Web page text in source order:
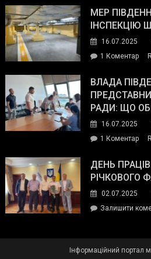
МЕР
ІНСПЕКЦІЮ
16.07.2025
1 Коментардо
ВЛАДА
РАДИ: ЩО
16.07.2025
1 Коментардо
ДЕНЬ
РІЧКОВОГО
02.07.2025
Залишити
Інформаційний портал